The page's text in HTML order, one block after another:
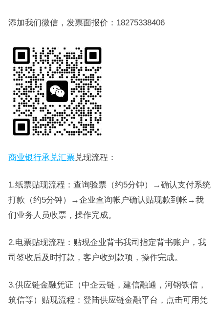
添加我们微信，发票面报价：18275338406
商业银行承兑汇票兑现流程：
1.纸票贴现流程：查询验票（约5分钟）→确认支付系统
打款（约5分钟）→企业查询帐户确认贴现款到帐→我
们业务人员收票，操作完成。
2.电票贴现流程：贴现企业背书我司指定背书账户，我
司签收后及时打款，客户收到款项，操作完成。
3.供应链金融凭证（中企云链，建信融通，河钢铁信，
筑信等）贴现流程：登陆供应链金融平台，点击可用凭